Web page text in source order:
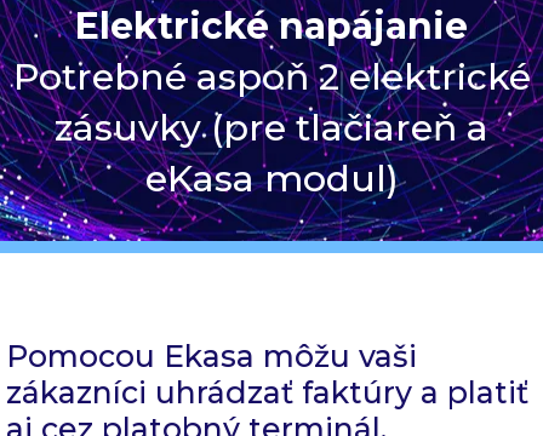
Elektrické napájanie
Potrebné aspoň 2 elektrické
zásuvky (pre tlačiareň a
eKasa modul)
Pomocou Ekasa môžu vaši
zákazníci uhrádzať faktúry a platiť